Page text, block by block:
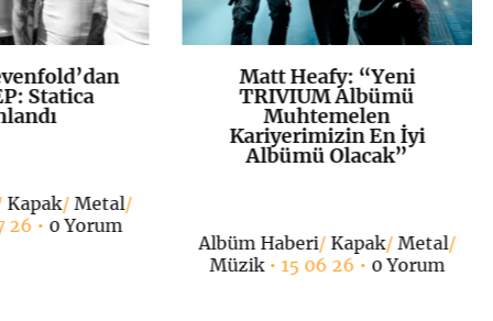
+Statica
Kapak/Metal/
26 • 0 Yorum
K+
Matt Heafy: “Yeni
TRIVIUM Albümü
Muhtemelen
Kariyerimizin En İyi
Albümü Olacak”
Albüm Haberi/ Kapak/Metal/
Müzik• 15 06 26 • 0 Yorum